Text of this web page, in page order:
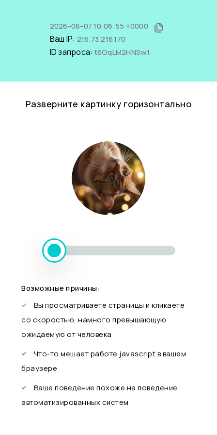
2026-08-07 10:06:55 +0000
Ваш IP: 216.73.216.170
ID запроса: t6OqLM2HNSw1
Разверните картинку горизонтально
Возможные причины:
Вы просматриваете страницы и кликаете
со скоростью, намного превышающую
ожидаемую от человека
Что-то мешает работе javascript в вашем
браузере
Ваше поведение похоже на поведение
автоматизированных систем